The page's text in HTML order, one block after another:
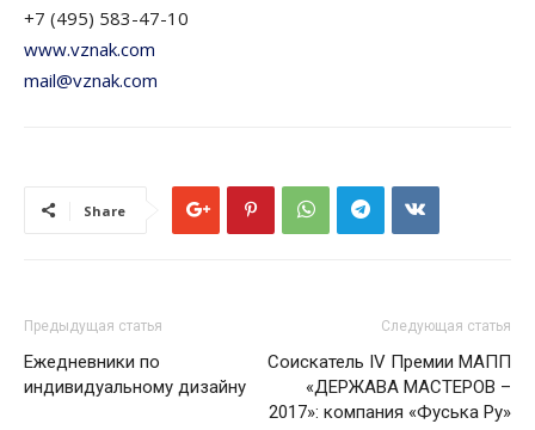
+7 (495) 583-47-10
www.vznak.com
mail@vznak.com
Share
Предыдущая статья
Ежедневники по
индивидуальному дизайну
Следующая статья
Соискатель IV Премии МАПП
«ДЕРЖАВА МАСТЕРОВ –
2017»: компания «Фуська Ру»